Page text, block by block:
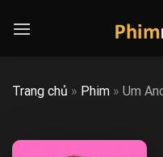
Trang chủ » Phim » Um